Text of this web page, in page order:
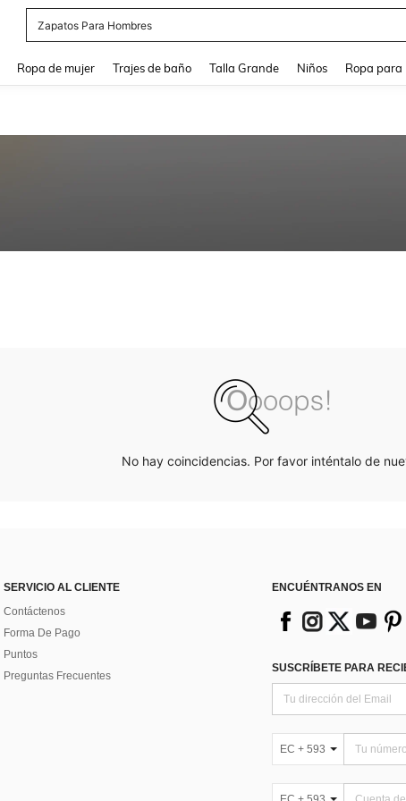
Zapatos Para Hombres
Ropa de mujer Trajes de baño Talla Grande Niños Ropa para
No hay coincidencias. Por favor inténtalo de
SERVICIO AL CLIENTE
Contáctenos
Forma De Pago
Puntos
Preguntas Frecuentes
ENCUÉNTRANOS EN
SUSCRÍBETE PARA
EC + 593